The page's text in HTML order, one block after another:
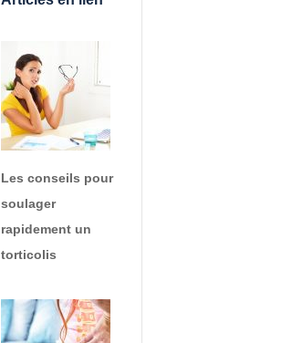
Les conseils pour
soulager
rapidement un
torticolis